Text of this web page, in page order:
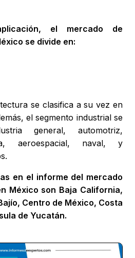
el mercado de
se divide en:
se clasifica a su vez en
el segmento industrial se
general, automotriz,
aeroespacial, naval, y
en el informe del mercado
México son Baja California,
Centro de México, Costa
de Yucatán.